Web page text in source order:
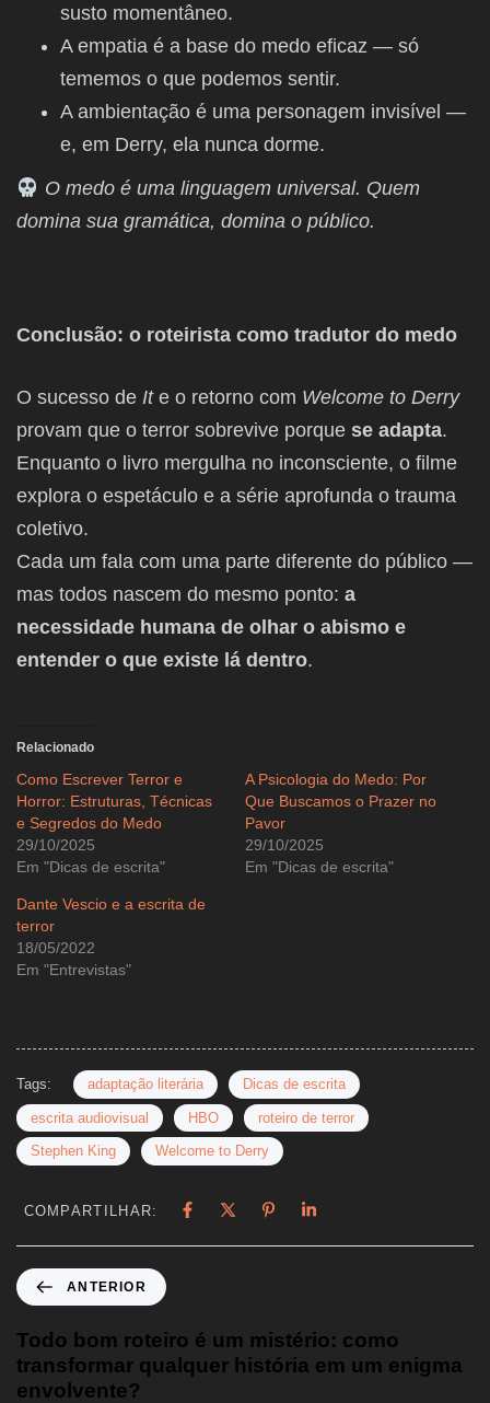
susto momentâneo.
A empatia é a base do medo eficaz — só
tememos o que podemos sentir.
A ambientação é uma personagem invisível —
e, em Derry, ela nunca dorme.
O medo é uma linguagem universal. Quem
domina sua gramática, domina o público.
Conclusão: o roteirista como tradutor do medo
O sucesso de Ite o retorno com Welcome to Derry
provam que o terror sobrevive porque se adapta.
Enquanto o livro mergulha no inconsciente, o filme
explora o espetáculo e a série aprofunda o trauma
coletivo.
Cada um fala com uma parte diferente do público —
mas todos nascem do mesmo ponto: a
necessidade humana de olhar o abismo e
entender o que existe lá dentro.
Relacionado
Como Escrever Terror e
Horror: Estruturas, Técnicas
e Segredos do Medo
29/10/2025
Em "Dicas de escrita"
A Psicologia do Medo: Por
Que Buscamos o Prazer no
Pavor
29/10/2025
Em "Dicas de escrita"
Dante Vescio e a escrita de
terror
18/05/2022
Em "Entrevistas"
Tags: adaptação literária Dicas de escrita
escrita audiovisual HBO roteiro de terror
Stephen King Welcome to Derry
COMPARTILHAR:
ANTERIOR
Todo bom roteiro é um mistério: como
transformar qualquer história em um enigma
envolvente?